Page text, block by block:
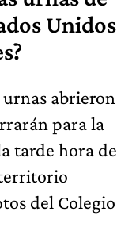
Unidos
urnas abrieron
para la
tarde hora de
del Colegio